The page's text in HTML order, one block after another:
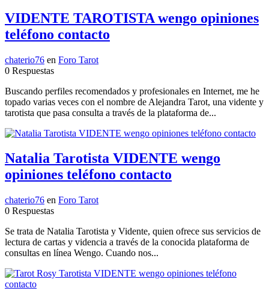
VIDENTE TAROTISTA wengo opiniones
teléfono contacto
chaterio76 en Foro Tarot
0 Respuestas
Buscando perfiles recomendados y profesionales en Internet, me he
topado varias veces con el nombre de Alejandra Tarot, una vidente y
tarotista que pasa consulta a través de la plataforma de...
Natalia Tarotista VIDENTE wengo
opiniones teléfono contacto
chaterio76 en Foro Tarot
0 Respuestas
Se trata de Natalia Tarotista y Vidente, quien ofrece sus servicios de
lectura de cartas y videncia a través de la conocida plataforma de
consultas en línea Wengo. Cuando nos...